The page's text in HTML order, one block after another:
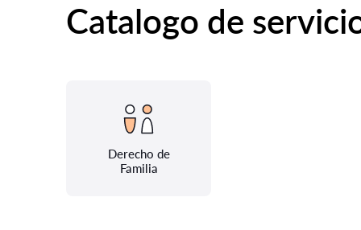
Catalogo de
Derecho de
Familia